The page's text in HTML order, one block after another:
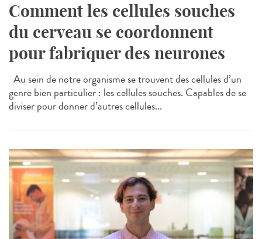
Comment les cellules souches
du cerveau se coordonnent
pour fabriquer des neurones
Au sein de notre organisme se trouvent des cellules d’un
genre bien particulier : les cellules souches. Capables de se
diviser pour donner d’autres cellules...